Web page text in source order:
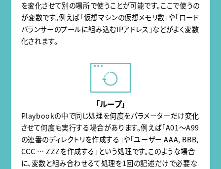
を変化させて別の場所で使うことが可能です。ここで使うの
が変数です。例えば「仮想マシンの仮想メモリ数」や「ロード
バランサーのプールに組み込むIPアドレス」などがよく変数
化されます。
「ループ」
Playbookの中で同じ処理を何度をパラメーターだけ変化
させて何度も実行する場合があります。例えば「A01〜A99
の連番のディレクトリを作成する」や「ユーザー AAA, BBB,
CCC … ZZZを作成する」という処理です。このような場合
に、変数と組み合わせるて処理を1回の記述だけで必要な